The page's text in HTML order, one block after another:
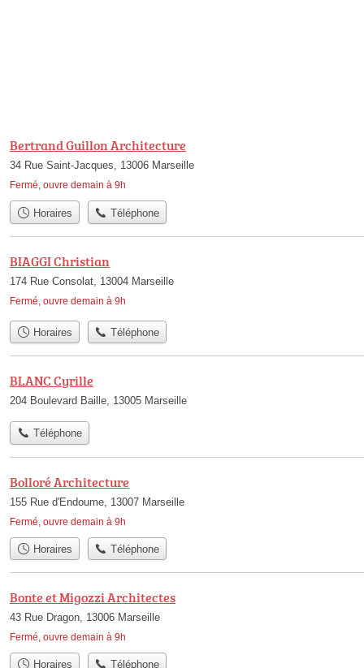
Bertrand Guillon Architecture
34 Rue Saint-Jacques, 13006 Marseille
Fermé, ouvre demain à 9h
Horaires Téléphone
BIAGGI Christian
174 Rue Consolat, 13004 Marseille
Fermé, ouvre demain à 9h
Horaires Téléphone
BLANC Cyrille
204 Boulevard Baille, 13005 Marseille
Téléphone
Bolloré Architecture
155 Rue d'Endoume, 13007 Marseille
Fermé, ouvre demain à 9h
Horaires Téléphone
Bonte et Migozzi Architectes
43 Rue Dragon, 13006 Marseille
Fermé, ouvre demain à 9h
Horaires Téléphone